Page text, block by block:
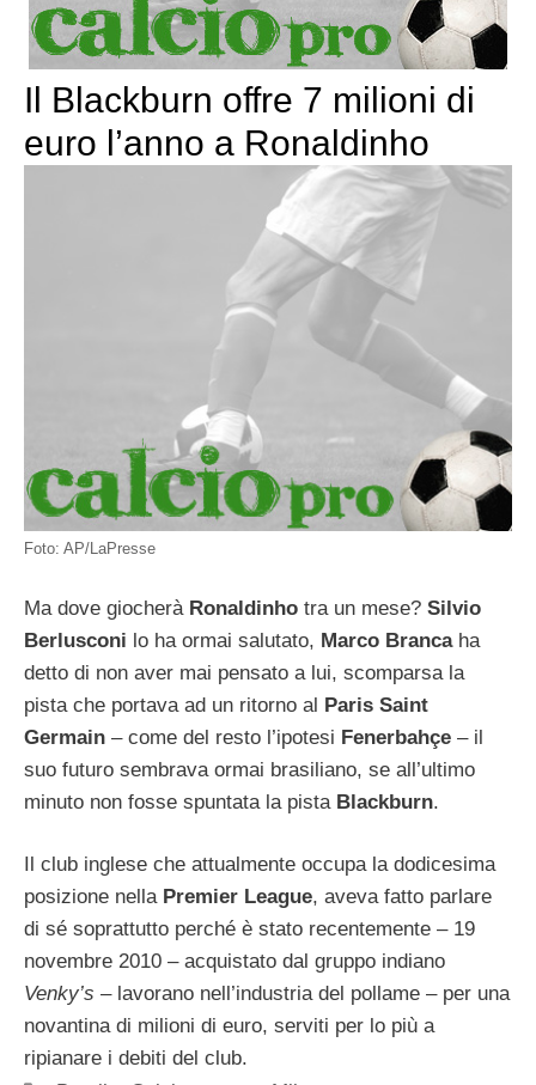
Il Blackburn offre 7 milioni di
euro l’anno a Ronaldinho
Foto: AP/LaPresse
Ma dove giocherà Ronaldinho tra un mese? Silvio
Berlusconi lo ha ormai salutato, Marco Brancaha
detto di non aver mai pensato a lui, scomparsa la
pista che portava ad un ritorno al Paris Saint
Germain – come del resto l’ipotesi Fenerbahçe – il
suo futuro sembrava ormai brasiliano, se all’ultimo
minuto non fosse spuntata la pista Blackburn.
Il club inglese che attualmente occupa la dodicesima
posizione nella Premier League, aveva fatto parlare
di sé soprattutto perché è stato recentemente – 19
novembre 2010 – acquistato dal gruppo indiano
Venky’s – lavorano nell’industria del pollame – per una
novantina di milioni di euro, serviti per lo più a
ripianare i debiti del club.